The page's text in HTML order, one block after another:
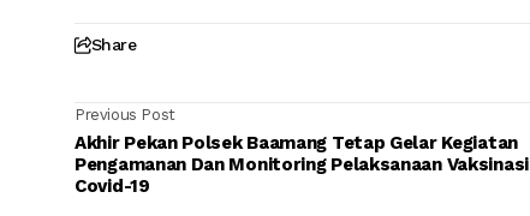
Share
Previous Post
Akhir Pekan Polsek Baamang Tetap Gelar Kegiatan
Pengamanan Dan Monitoring Pelaksanaan Vaksinasi
Covid-19